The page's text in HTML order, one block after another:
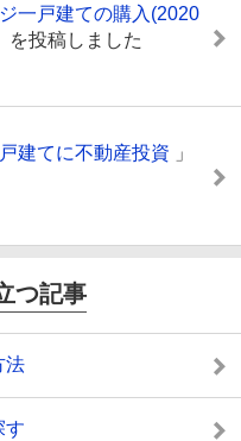
一戸建ての購入(2020
を投稿しました
建てに不動産投資
」
つ記事
法
す